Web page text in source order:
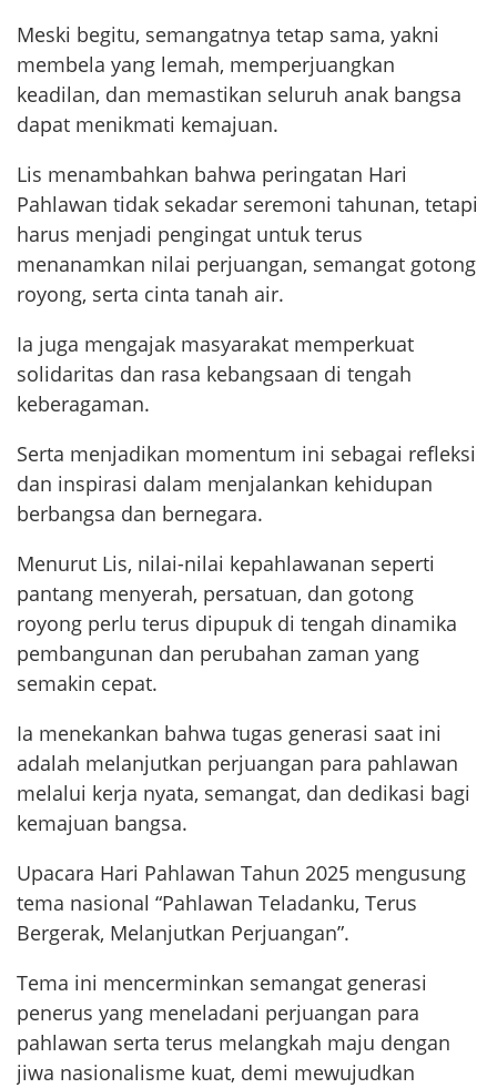
Meski begitu, semangatnya tetap sama, yakni
membela yang lemah, memperjuangkan
keadilan, dan memastikan seluruh anak bangsa
dapat menikmati kemajuan.
Lis menambahkan bahwa peringatan Hari
Pahlawan tidak sekadar seremoni tahunan, tetapi
harus menjadi pengingat untuk terus
menanamkan nilai perjuangan, semangat gotong
royong, serta cinta tanah air.
Ia juga mengajak masyarakat memperkuat
solidaritas dan rasa kebangsaan di tengah
keberagaman.
Serta menjadikan momentum ini sebagai refleksi
dan inspirasi dalam menjalankan kehidupan
berbangsa dan bernegara.
Menurut Lis, nilai-nilai kepahlawanan seperti
pantang menyerah, persatuan, dan gotong
royong perlu terus dipupuk di tengah dinamika
pembangunan dan perubahan zaman yang
semakin cepat.
Ia menekankan bahwa tugas generasi saat ini
adalah melanjutkan perjuangan para pahlawan
melalui kerja nyata, semangat, dan dedikasi bagi
kemajuan bangsa.
Upacara Hari Pahlawan Tahun 2025 mengusung
tema nasional “Pahlawan Teladanku, Terus
Bergerak, Melanjutkan Perjuangan”.
Tema ini mencerminkan semangat generasi
penerus yang meneladani perjuangan para
pahlawan serta terus melangkah maju dengan
jiwa nasionalisme kuat, demi mewujudkan